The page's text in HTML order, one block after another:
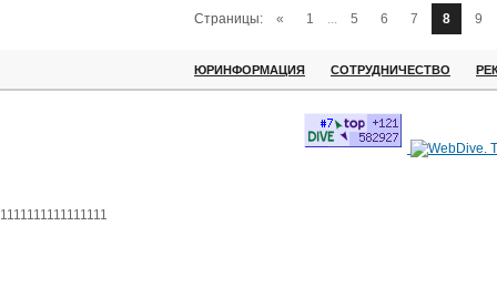
Страницы: « 1 ... 5 6 7 8 9
ЮРИНФОРМАЦИЯ СОТРУДНИЧЕСТВО
1111111111111111